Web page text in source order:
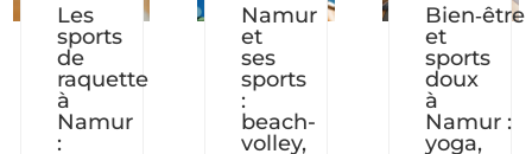
Les
sports
de
raquette
à
Namur
:
Namur
et
ses
sports
:
beach-
volley,
Bien‑être
et
sports
doux
à
Namur :
yoga,